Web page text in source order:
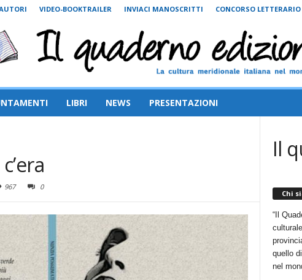
VIDEO-BOOKTRAILER INVIACI MANOSCRITTI CONCORSO LETTERARIO
LIBRI NEWS PRESENTAZIONI
967 0
Il
Chi
“Il
quello
nel